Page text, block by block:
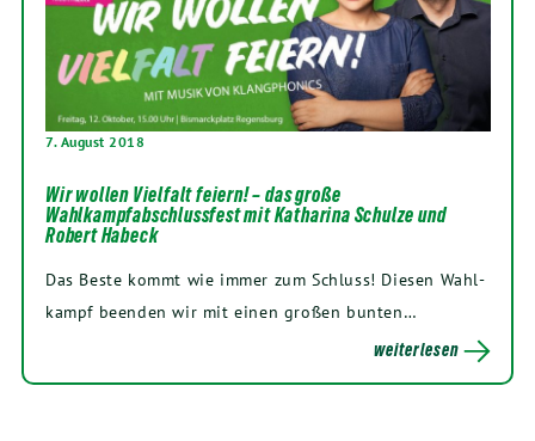
7. August 2018
Wir wollen Vielfalt feiern! – das große
Wahlkampfabschlussfest mit Katharina Schulze und
Robert Habeck
Das Bes­te kommt wie immer zum Schluss! Die­sen Wahl­
kampf been­den wir mit einen gro­ßen bunten…
weiterlesen